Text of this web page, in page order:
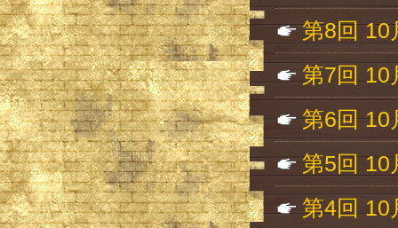
第8回 10
第7回 10
第6回 10
第5回 10
第4回 10